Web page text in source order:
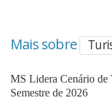
Mais sobre
MS Lidera Cenário de
Semestre de 2026